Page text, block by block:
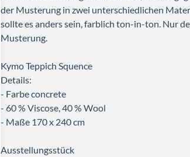
der Musterung in zwei unterschiedlichen
sollte es anders sein, farblich ton-in-ton. Nur
Musterung.
Kymo Teppich Squence
Details:
- Farbe concrete
- 60 % Viscose, 40 % Wool
- Maße 170 x 240 cm
Ausstellungsstück